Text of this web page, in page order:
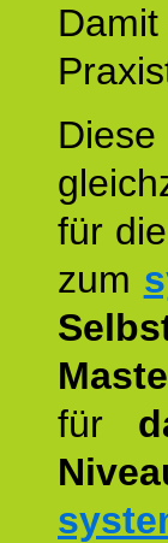
für die
zum
für